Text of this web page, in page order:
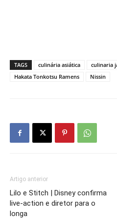
TAGS culinária asiática
culinaria
Hakata Tonkotsu Ramens
Nissin
Artigo anterior
Lilo e Stitch | Disney confirma
live-action e diretor para o
longa